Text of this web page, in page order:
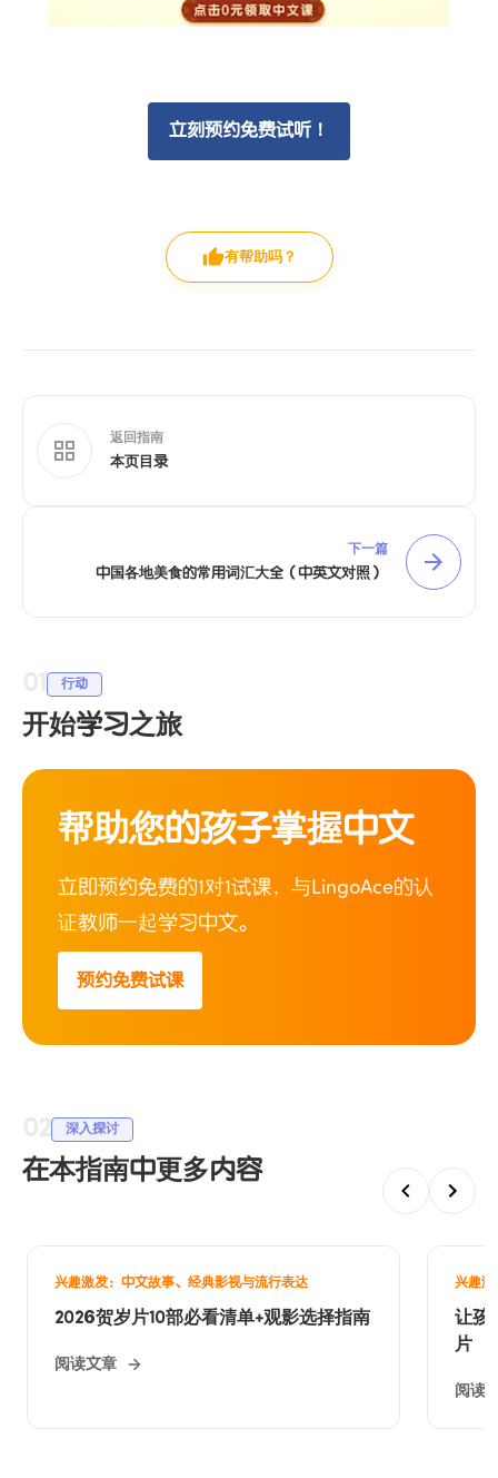
立刻预约免费试听！
有帮助吗？
返回指南
本页目录
下一篇
行动
开始学习之旅
帮助您的孩子掌握中文
立即预约免费的1对1试课，与LingoAce的认
证教师一起学习中文。
预约免费试课
深入探讨
在本指南中更多内容
兴趣激发：中文故事、经典影视与流行表达
2026贺岁片10部必看清单+观影选择指南
阅读文章
兴趣激
让孩
片
阅读